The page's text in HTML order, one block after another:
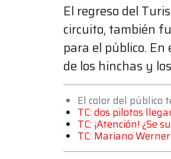
El regreso del
circuito, también
para el público.
de los hinchas y
El color del público
TC: dos pilotos
TC: ¡Atención! ¿Se
TC: Mariano